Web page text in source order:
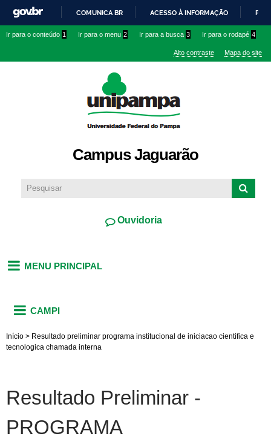
conteúdo
IR
O
COMUNICA BR ACESSO À INFORMAÇÃO
Ir para o conteúdo 1 Ir para o menu 2 Ir para a busca 3 Ir para o rodapé 4
Alto contraste Mapa do site
Campus Jaguarão
Ouvidoria
MENU PRINCIPAL
CAMPI
Início > Resultado preliminar programa institucional de iniciacao cientifica e
tecnologica chamada interna
Resultado Preliminar -
PROGRAMA